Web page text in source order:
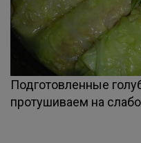
Подготовленные
протушиваем на